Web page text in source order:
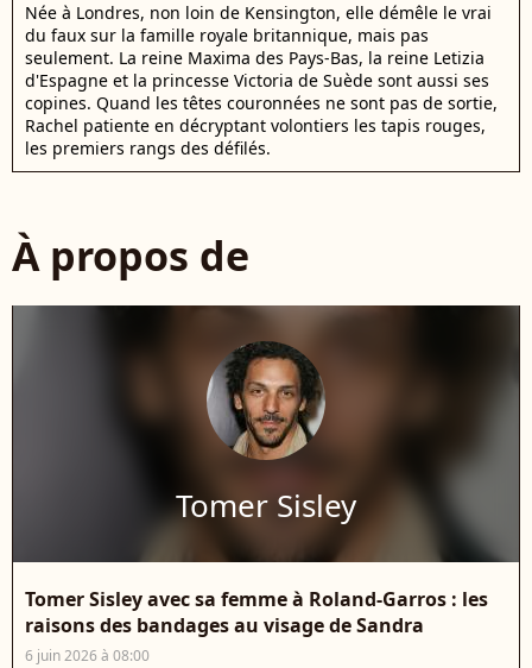
Née à Londres, non loin de Kensington, elle démêle le vrai
du faux sur la famille royale britannique, mais pas
seulement. La reine Maxima des Pays-Bas, la reine Letizia
d'Espagne et la princesse Victoria de Suède sont aussi ses
copines. Quand les têtes couronnées ne sont pas de sortie,
Rachel patiente en décryptant volontiers les tapis rouges,
les premiers rangs des défilés.
À propos de
Tomer Sisley
Tomer Sisley avec sa femme à Roland-Garros : les
raisons des bandages au visage de Sandra
6 juin 2026 à 08:00